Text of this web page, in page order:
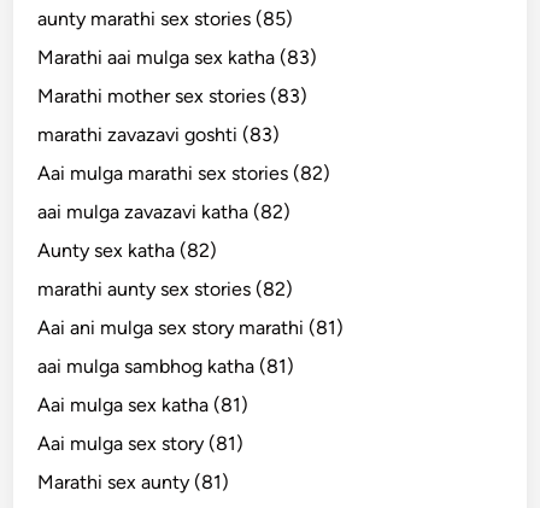
aunty marathi sex stories (85)
Marathi aai mulga sex katha (83)
Marathi mother sex stories (83)
marathi zavazavi goshti (83)
Aai mulga marathi sex stories (82)
aai mulga zavazavi katha (82)
Aunty sex katha (82)
marathi aunty sex stories (82)
Aai ani mulga sex story marathi (81)
aai mulga sambhog katha (81)
Aai mulga sex katha (81)
Aai mulga sex story (81)
Marathi sex aunty (81)